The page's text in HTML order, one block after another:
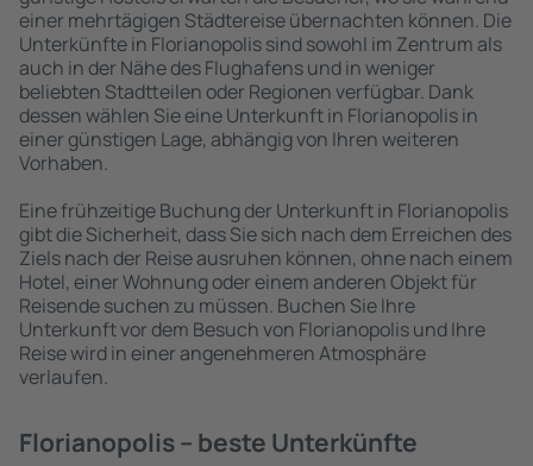
einer mehrtägigen Städtereise übernachten können. Die
Unterkünfte in Florianopolis sind sowohl im Zentrum als
auch in der Nähe des Flughafens und in weniger
beliebten Stadtteilen oder Regionen verfügbar. Dank
dessen wählen Sie eine Unterkunft in Florianopolis in
einer günstigen Lage, abhängig von Ihren weiteren
Vorhaben.
Eine frühzeitige Buchung der Unterkunft in Florianopolis
gibt die Sicherheit, dass Sie sich nach dem Erreichen des
Ziels nach der Reise ausruhen können, ohne nach einem
Hotel, einer Wohnung oder einem anderen Objekt für
Reisende suchen zu müssen. Buchen Sie Ihre
Unterkunft vor dem Besuch von Florianopolis und Ihre
Reise wird in einer angenehmeren Atmosphäre
verlaufen.
Florianopolis – beste Unterkünfte